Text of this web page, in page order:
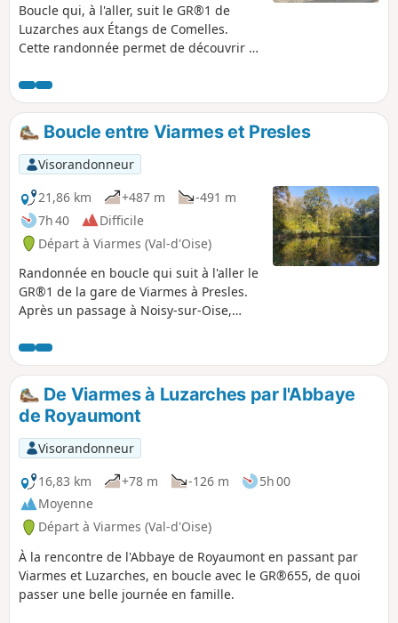
Boucle qui, à l'aller, suit le GR®1 de
Luzarches aux Étangs de Comelles.
Cette randonnée permet de découvrir la
essences variées.
Boucle entre Viarmes et Presles
Visorandonneur
21,86 km
+487 m
-491 m
7h 40
Difficile
Départ à Viarmes (Val-d'Oise)
Randonnée en boucle qui suit à l'aller le
GR®1 de la gare de Viarmes à Presles.
Après un passage à Noisy-sur-Oise,
le GR®1 pénètre dans la Forêt de
Carnelle, longe le Lac Bleu et passe près
de l'allée couverte de la Pierre
Turquaise. Pour le retour, le parcours
longe les trois plans d'eau de la Forêt de
Carnelle. Avant l'arrivée à la gare, le
circuit permet de découvrir un des
nombreux lavoirs de Viarmes.
De Viarmes à Luzarches par l'Abbaye
de Royaumont
Visorandonneur
16,83 km
+78 m -126 m
5h 00
Moyenne
Départ à Viarmes (Val-d'Oise)
À la rencontre de l'Abbaye de Royaumont en passant par
Viarmes et Luzarches, en boucle avec le GR®655, de quoi
passer une belle journée en famille.